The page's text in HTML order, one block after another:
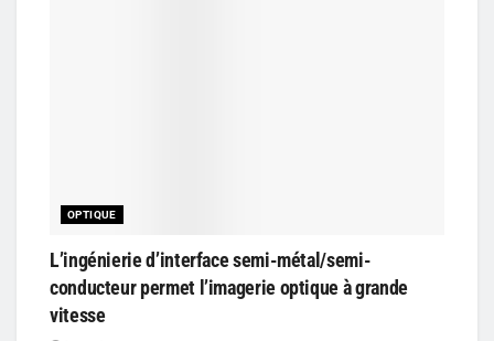
OPTIQUE
L’ingénierie d’interface semi-métal/semi-
conducteur permet l’imagerie optique à grande
vitesse